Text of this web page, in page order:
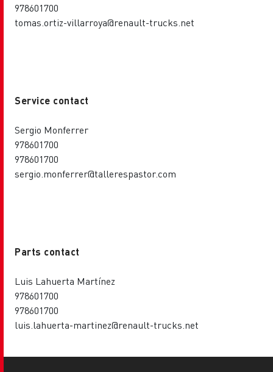
978601700
tomas.ortiz-villarroya@renault-trucks.net
Service contact
Sergio Monferrer
978601700
978601700
sergio.monferrer@tallerespastor.com
Parts contact
Luis Lahuerta Martínez
978601700
978601700
luis.lahuerta-martinez@renault-trucks.net